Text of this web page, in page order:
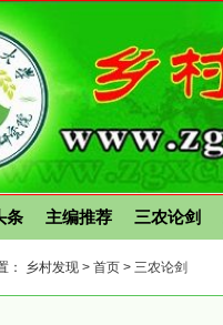
条 主编推荐 三农论剑
： 乡村发现 > 首页 > 三农论剑